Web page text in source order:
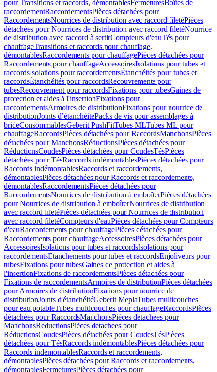
pour Transitions et raccords, démontablesFermeturesBoîtes de
raccordementRaccordementsPièces détachées pour
RaccordementsNourrices de distribution avec raccord filetéPièces
détachées pour Nourrices de distribution avec raccord filetéNourrice
de distribution avec raccord à sertirCompteurs d'eauTés pour
chauffageTransitions et raccords pour chauffage,
démontablesRaccordements pour chauffagePièces détachées pour
Raccordements pour chauffageAccessoiresIsolations pour tubes et
raccordsIsolations pour raccordementsÉtanchéités pour tubes et
raccordsÉtanchéités pour raccordsRecouvrements pour
tubesRecouvrement pour raccordsFixations pour tubesGaines de
protection et aides à l'insertionFixations pour
raccordementsArmoires de distributionFixations pour nourrice de
distributionJoints d’étanchéitéPacks de vis pour assemblages à
brideConsommablesGeberit PushFitTubes MLTubes ML pour
chauffageRaccordsPièces détachées pour RaccordsManchonsPièces
détachées pour ManchonsRéductionsPièces détachées pour
RéductionsCoudesPièces détachées pour CoudesTésPièces
détachées pour TésRaccords indémontablesPièces détachées pour
Raccords indémontablesRaccords et raccordements,
démontablesPièces détachées pour Raccords et raccordements,
démontablesRaccordementsPièces détachées pour
RaccordementsNourrices de distribution à emboîterPièces détachées
pour Nourrices de distribution à emboîterNourrices de distribution
avec raccord filetéPièces détachées pour Nourrices de distribution
avec raccord filetéCompteurs d'eauPièces détachées pour Compteurs
d'eauRaccordements pour chauffagePièces détachées pour
Raccordements pour chauffageAccessoiresPièces détachées pour
AccessoiresIsolations pour tubes et raccordsIsolations pour
raccordementsEtanchements pour tubes et raccordsEnjoliveurs pour
tubesFixations pour tubesGaines de protection et aides à
l'insertionFixations de raccordementsPièces détachées pour
Fixations de raccordementsArmoires de distributionPièces détachées
pour Armoires de distributionFixations pour nourrice de
distributionJoints d'étanchéitéGeberit MeplaTubes multicouches
pour eau potableTubes multicouches pour chauffageRaccordsPièces
détachées pour RaccordsManchonsPièces détachées pour
ManchonsRéductionsPièces détachées pour
RéductionsCoudesPièces détachées pour CoudesTésPièces
détachées pour TésRaccords indémontablesPièces détachées pour
Raccords indémontablesRaccords et raccordements,
démontablesPièces détachées pour Raccords et raccordements,
démontablesFermeturesPièces détachées pour